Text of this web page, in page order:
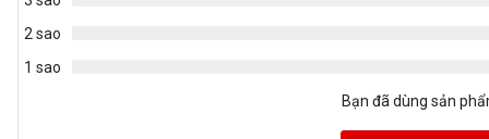
2 sao
1 sao
Bạn đã dùng sản